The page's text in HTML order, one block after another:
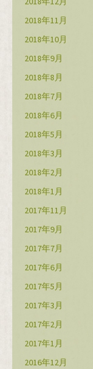
2018年11月
2018年10月
2018年9月
2018年8月
2018年7月
2018年6月
2018年5月
2018年3月
2018年2月
2018年1月
2017年11月
2017年9月
2017年7月
2017年6月
2017年5月
2017年3月
2017年2月
2017年1月
2016年12月